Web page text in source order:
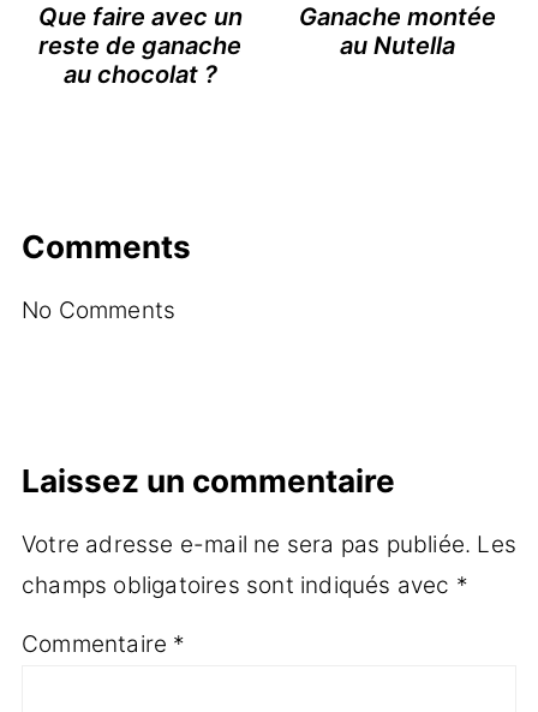
Que faire avec un
reste de ganache
au chocolat ?
Ganache montée
au Nutella
Comments
No Comments
Laissez un commentaire
Votre adresse e-mail ne sera pas publiée. Les
champs obligatoires sont indiqués avec *
Commentaire *